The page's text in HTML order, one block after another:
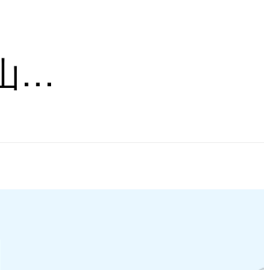
山东省心理咨询_山东省心理咨询师在线_山东省心理咨询医生推荐 - 壹点灵